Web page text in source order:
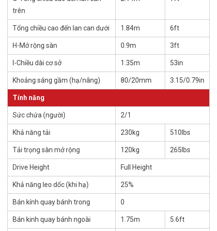
trên
Tổng chiều cao đến lan can dưới 1.84m 6ft
H-Mở rộng sàn 0.9m 3ft
I-Chiều dài cơ sở 1.35m 53in
Khoảng sáng gầm (hạ/nâng) 80/20mm 3.15/0.79in
Tính năng
Sức chứa (người) 2/1
Khả năng tải 230kg 510lbs
Tải trọng sàn mở rộng 120kg 265lbs
Drive Height Full Height
Khả năng leo dốc (khi hạ) 25%
Bán kính quay bánh trong 0
Bán kinh quay bánh ngoài 1.75m 5.6ft